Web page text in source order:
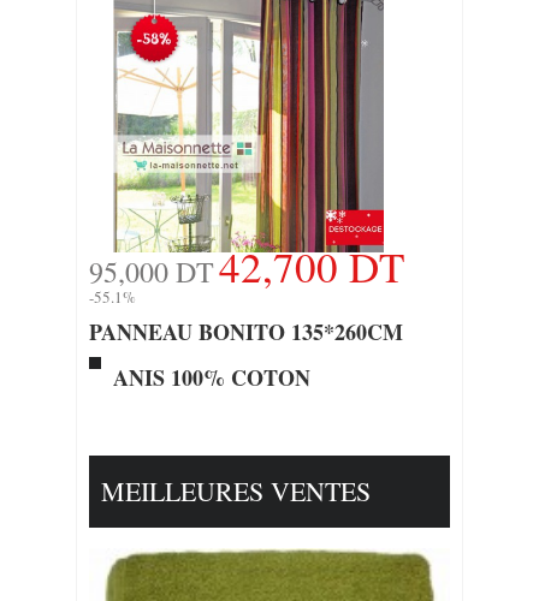
95,000 DT42,700 DT
-55.1%
PANNEAU BONITO 135*260CM
ANIS 100% COTON
MEILLEURES VENTES